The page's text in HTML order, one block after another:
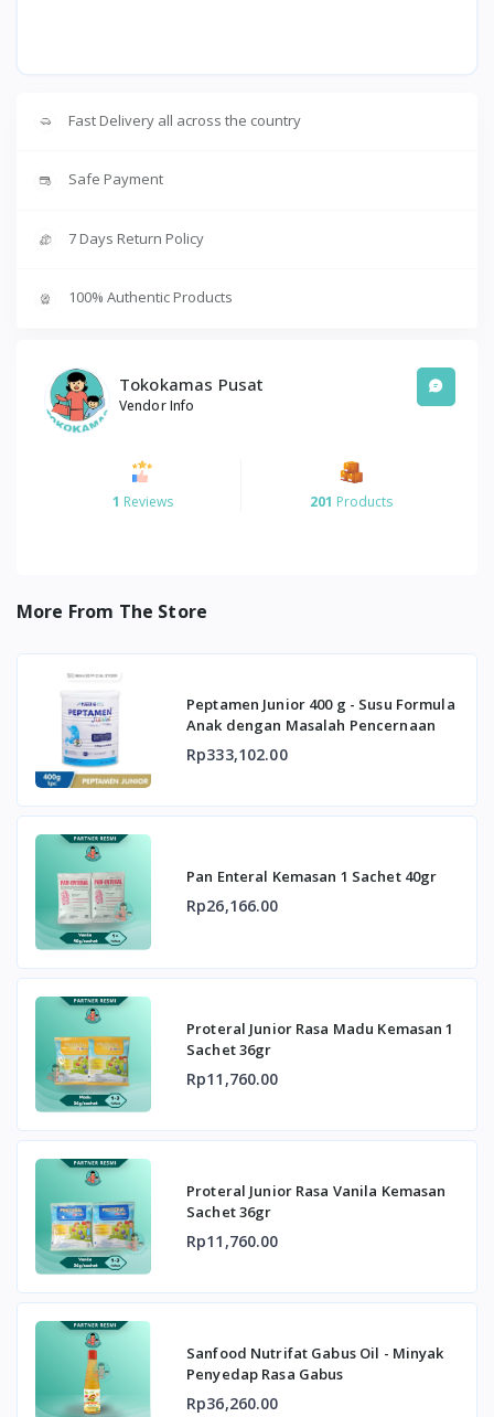
Fast Delivery all across the country
Safe Payment
7 Days Return Policy
100% Authentic Products
Tokokamas Pusat
Vendor Info
1 Reviews 201 Products
More From The Store
Peptamen Junior 400 g - Susu Formula
Anak dengan Masalah Pencernaan
Rp333,102.00
Pan Enteral Kemasan 1 Sachet 40gr
Rp26,166.00
Proteral Junior Rasa Madu Kemasan 1
Sachet 36gr
Rp11,760.00
Proteral Junior Rasa Vanila Kemasan
Sachet 36gr
Rp11,760.00
Sanfood Nutrifat Gabus Oil - Minyak
Penyedap Rasa Gabus
Rp36,260.00